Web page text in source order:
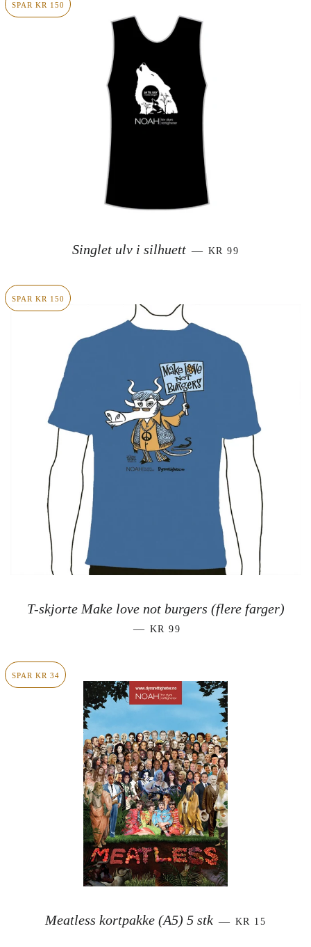
SPAR KR 150
Singlet ulv i silhuett — SALGSPRIS
KR 99
SPAR KR 150
T-skjorte Make love not burgers (flere farger)
— SALGSPRIS
KR 99
SPAR KR 34
Meatless kortpakke (A5) 5 stk — SALGSPRIS
KR 15